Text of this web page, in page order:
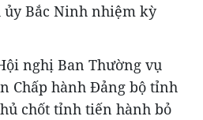
Bắc Ninh nhiệm kỳ
nghị Ban Thường vụ
Chấp hành Đảng bộ tỉnh
chốt tỉnh tiến hành bỏ